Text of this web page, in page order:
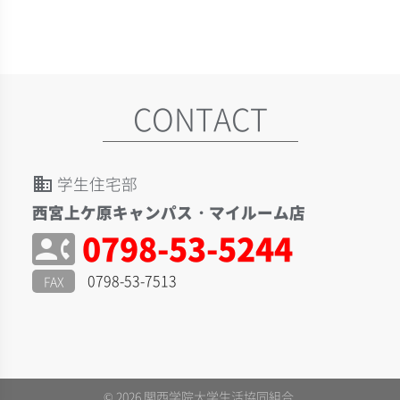
CONTACT
domain 学生住宅部
西宮上ケ原キャンパス・マイルーム店
contact_phone0798-53-5244
FAX 0798-53-7513
© 2026 関西学院大学生活協同組合.